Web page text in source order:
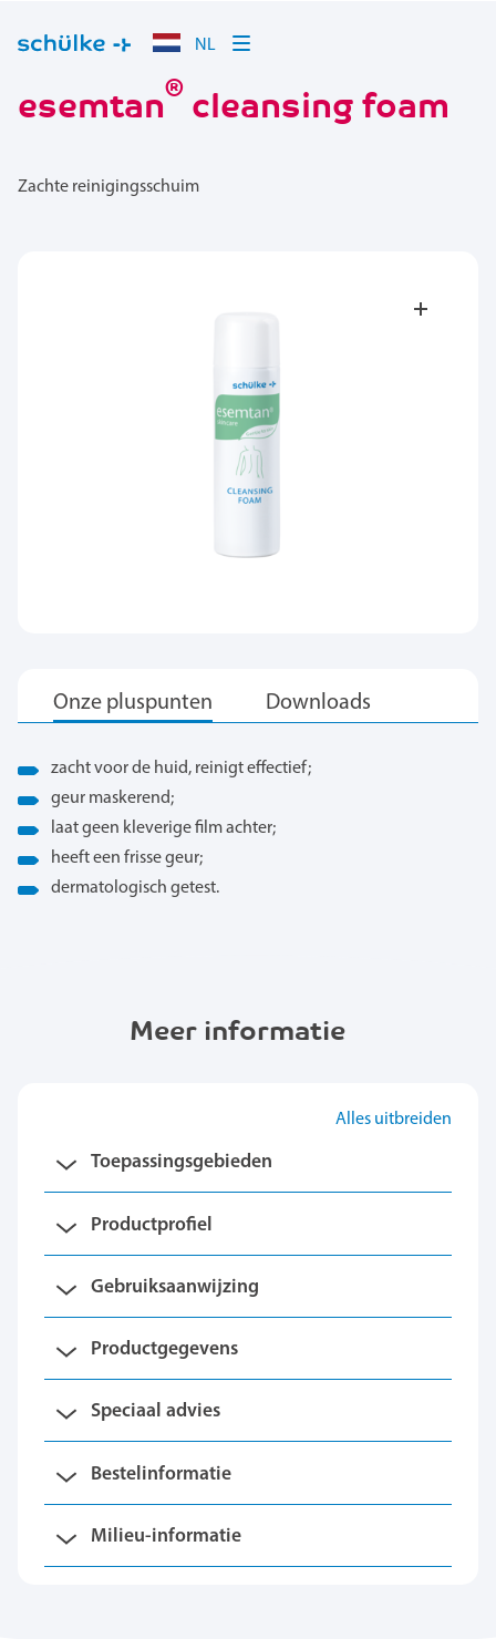
NL
esemtan® cleansing foam
Zachte reinigingsschuim
zacht voor de huid, reinigt effectief;
geur maskerend;
laat geen kleverige film achter;
heeft een frisse geur;
dermatologisch getest.
Meer informatie
Alles uitbreiden
Toepassingsgebieden
Productprofiel
Gebruiksaanwijzing
Productgegevens
Speciaal advies
Bestelinformatie
Milieu-informatie